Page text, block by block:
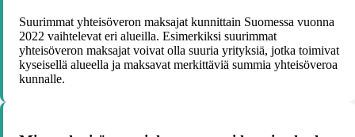
Suurimmat yhteisöveron maksajat kunnittain Suomessa vuonna
2022 vaihtelevat eri alueilla. Esimerkiksi suurimmat
yhteisöveron maksajat voivat olla suuria yrityksiä, jotka toimivat
kyseisellä alueella ja maksavat merkittäviä summia yhteisöveroa
kunnalle.